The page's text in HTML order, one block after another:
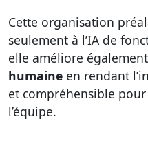
Cette organisation
seulement à l’IA de
elle améliore
humaine en rendant
et compréhensible
l’équipe.